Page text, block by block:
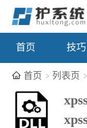
首页 技巧
首页 列表页